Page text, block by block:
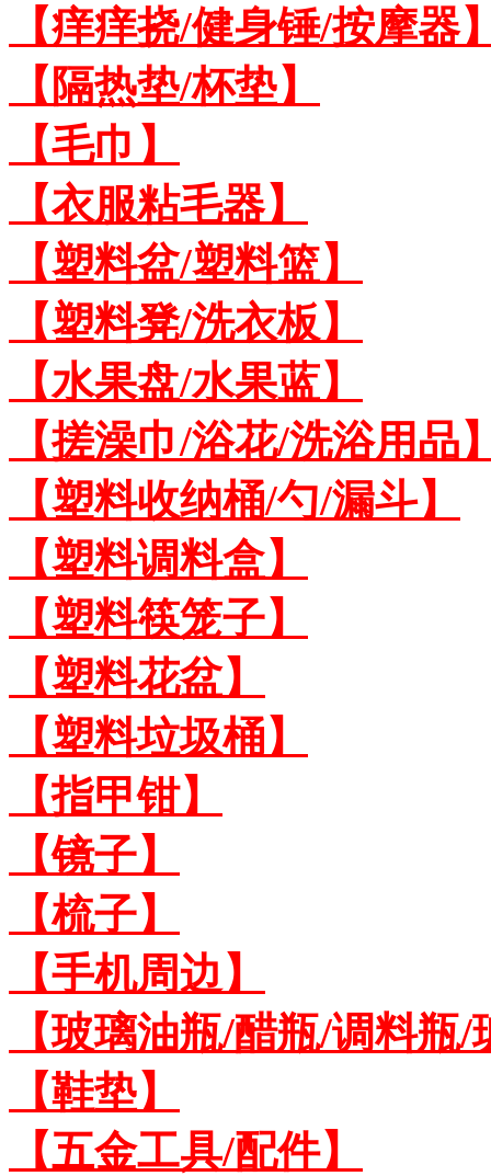
【痒痒挠/健身锤/按摩器
【隔热垫/杯垫】
【毛巾】
【衣服粘毛器】
【塑料盆/塑料篮】
【塑料凳/洗衣板】
【水果盘/水果蓝】
【搓澡巾/浴花/洗浴用品
【塑料收纳桶/勺/漏斗】
【塑料调料盒】
【塑料筷笼子】
【塑料花盆】
【塑料垃圾桶】
【指甲钳】
【镜子】
【梳子】
【手机周边】
【玻璃油瓶/醋瓶/调料瓶
【鞋垫】
【五金工具/配件】